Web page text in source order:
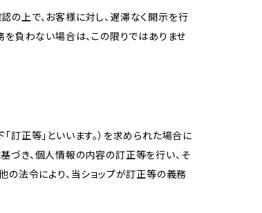
の上で、お客様に対し、遅滞なく開示を行
を負わない場合は、この限りではありませ
正等」といいます。）を求められた場合に
づき、個人情報の内容の訂正等を行い、そ
の法令により、当ショップが訂正等の義務